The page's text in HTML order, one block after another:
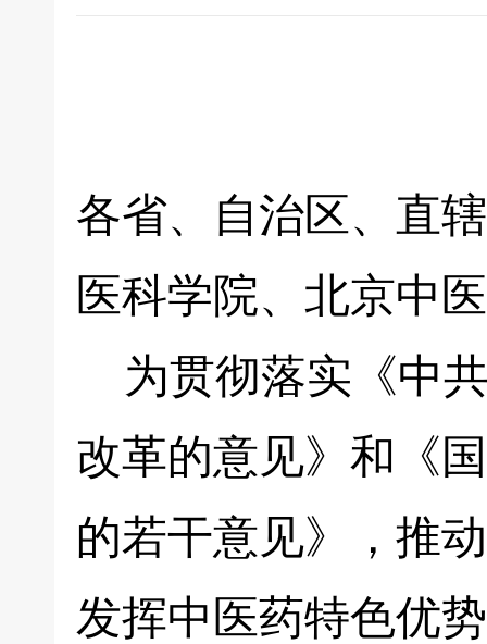
各省、自治区、直
医科学院、北京中
为贯彻落实《中
改革的意见》和《
的若干意见》，推
发挥中医药特色优